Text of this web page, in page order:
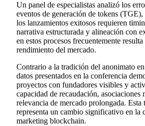
Un panel de especialistas analizó los
eventos de generación de tokens
los lanzamientos exitosos requieren
narrativa estructurada y alineación con
en estos procesos frecuentemente
rendimiento del mercado.
Contrario a la tradición del anonimato
datos presentados en la conferencia
proyectos con fundadores visibles y
capacidad de recaudación, asociaciones
relevancia de mercado prolongada. Esta
representa un cambio significativo en la
marketing blockchain.